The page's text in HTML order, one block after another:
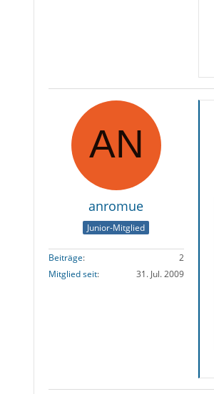
anromue
Junior-Mitglied
Beiträge
2
Mitglied seit
31. Jul. 2009